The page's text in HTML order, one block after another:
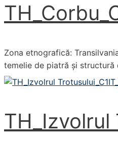
Zona etnografică:
temelie de piatră și structură
TH_Izvolrul